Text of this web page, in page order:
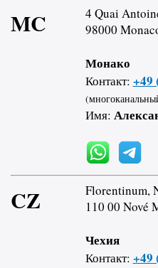
MC
4 Quai
98000
Монако
Контакт: +49
Имя:
CZ
Florentinum,
110 00 Nové
Чехия
Контакт: +49